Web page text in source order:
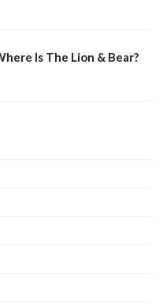
Is The Lion & Bear?